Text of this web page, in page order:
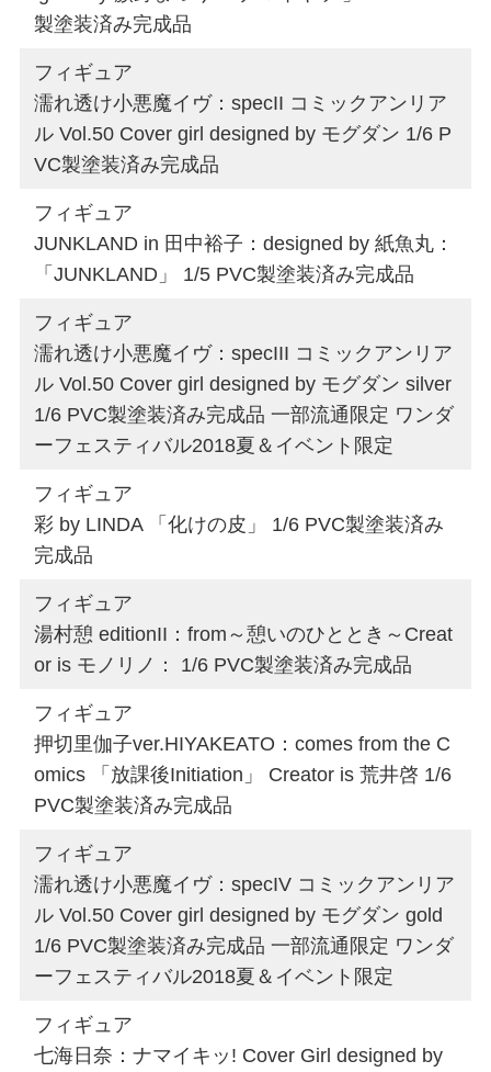
製塗装済み完成品
フィギュア
濡れ透け小悪魔イヴ：specII コミックアンリア
ル Vol.50 Cover girl designed by モグダン 1/6 P
VC製塗装済み完成品
フィギュア
JUNKLAND in 田中裕子：designed by 紙魚丸：
「JUNKLAND」 1/5 PVC製塗装済み完成品
フィギュア
濡れ透け小悪魔イヴ：specIII コミックアンリア
ル Vol.50 Cover girl designed by モグダン silver
1/6 PVC製塗装済み完成品 一部流通限定 ワンダ
ーフェスティバル2018夏＆イベント限定
フィギュア
彩 by LINDA 「化けの皮」 1/6 PVC製塗装済み
完成品
フィギュア
湯村憩 editionII：from～憩いのひととき～Creat
or is モノリノ： 1/6 PVC製塗装済み完成品
フィギュア
押切里伽子ver.HIYAKEATO：comes from the C
omics 「放課後Initiation」 Creator is 荒井啓 1/6
PVC製塗装済み完成品
フィギュア
濡れ透け小悪魔イヴ：specIV コミックアンリア
ル Vol.50 Cover girl designed by モグダン gold
1/6 PVC製塗装済み完成品 一部流通限定 ワンダ
ーフェスティバル2018夏＆イベント限定
フィギュア
七海日奈：ナマイキッ! Cover Girl designed by